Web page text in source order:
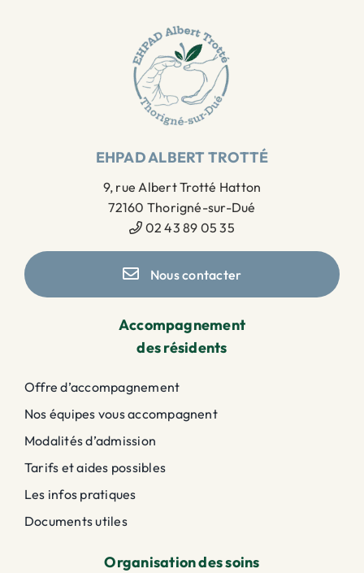
EHPAD ALBERT TROTTÉ
9, rue Albert Trotté Hatton
72160 Thorigné-sur-Dué
02 43 89 05 35
Nous contacter
Accompagnement
des résidents
Offre d’accompagnement
Nos équipes vous accompagnent
Modalités d’admission
Tarifs et aides possibles
Les infos pratiques
Documents utiles
Organisation des soins